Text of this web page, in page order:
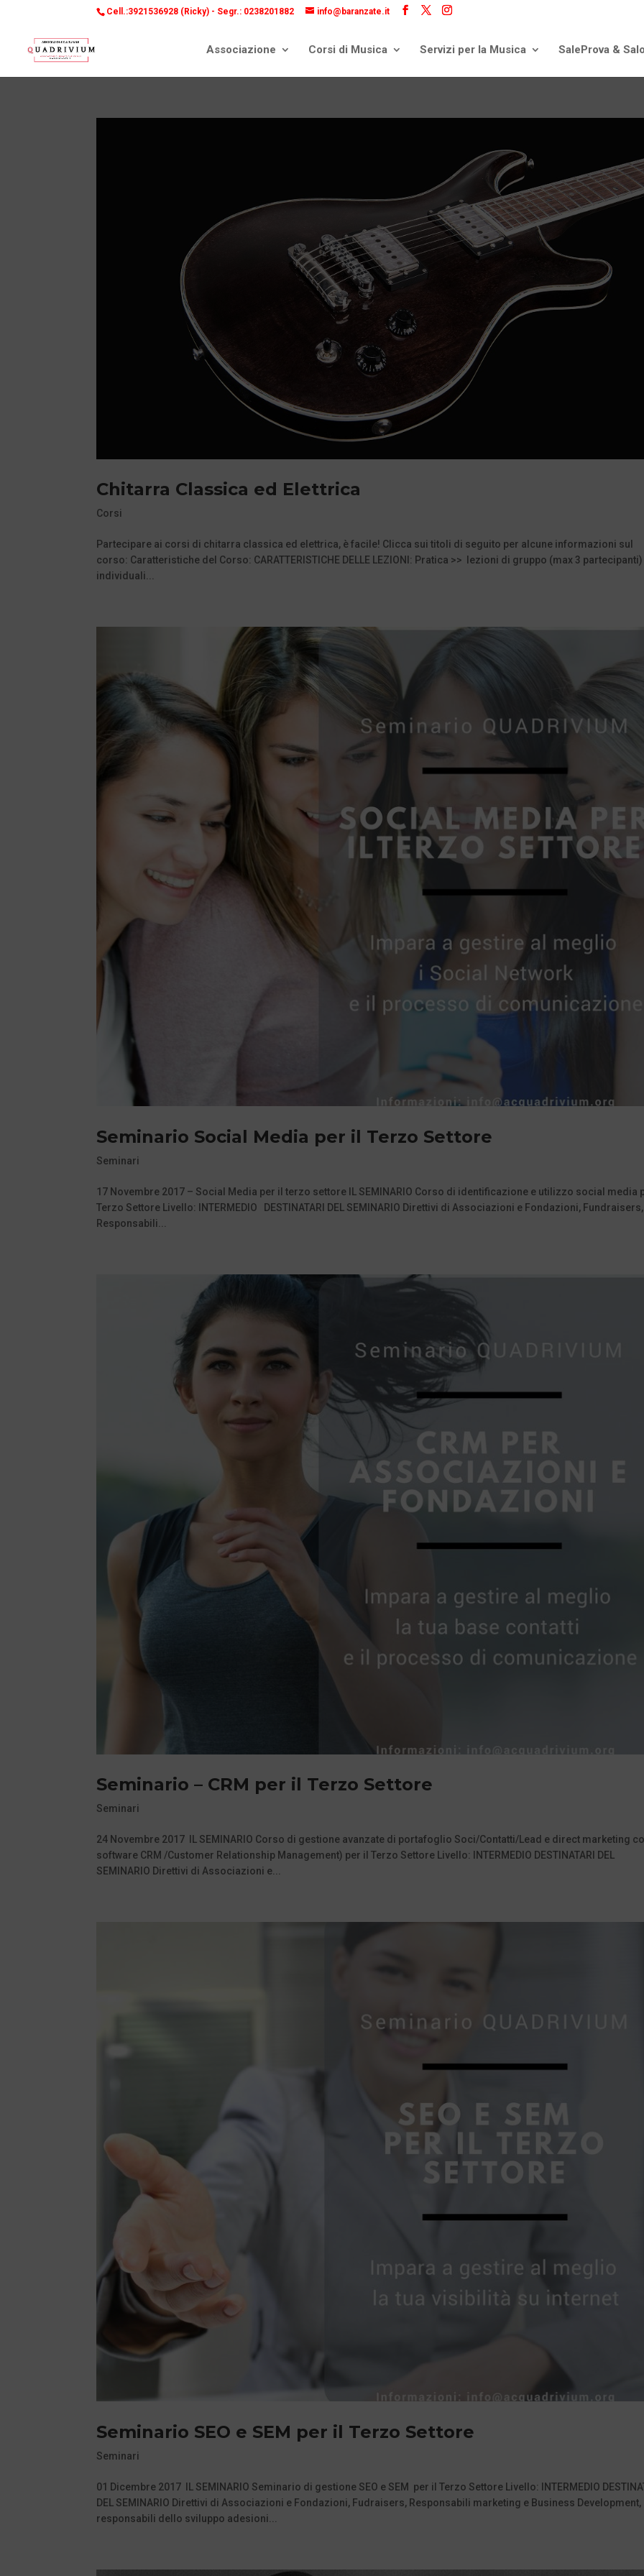
Cell.:3921536928 (Ricky) - Segr.: 0238201882 info@baranzate.it
Associazione Corsi di Musica Servizi per la Musica SaleProva &
Chitarra Classica ed Elettrica
Corsi
Partecipare ai corsi di chitarra classica ed elettrica, è facile! Clicca sui titoli di seguito per alcune informazioni sul
corso: Caratteristiche del Corso: CARATTERISTICHE DELLE LEZIONI: Pratica >> lezioni di gruppo (max 3
individuali...
Seminario Social Media per il Terzo Settore
Seminari
17 Novembre 2017 – Social Media per il terzo settore IL SEMINARIO Corso di identificazione e utilizzo social media
Terzo Settore Livello: INTERMEDIO DESTINATARI DEL SEMINARIO Direttivi di Associazioni e Fondazioni, Fundraisers,
Responsabili...
Seminario – CRM per il Terzo Settore
Seminari
24 Novembre 2017 IL SEMINARIO Corso di gestione avanzate di portafoglio Soci/Contatti/Lead e direct marketing
software CRM /Customer Relationship Management) per il Terzo Settore Livello: INTERMEDIO DESTINATARI DEL
SEMINARIO Direttivi di Associazioni e...
Seminario SEO e SEM per il Terzo Settore
Seminari
01 Dicembre 2017 IL SEMINARIO Seminario di gestione SEO e SEM per il Terzo Settore Livello: INTERMEDIO
DEL SEMINARIO Direttivi di Associazioni e Fondazioni, Fudraisers, Responsabili marketing e Business Development,
responsabili dello sviluppo adesioni...